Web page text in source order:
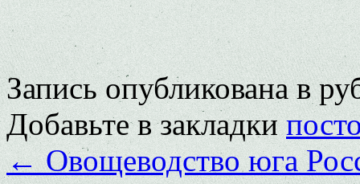
Запись опубликована в
Добавьте в закладки
←Овощеводство юга